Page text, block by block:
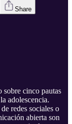
Share
sobre cinco pautas
adolescencia.
redes sociales o
abierta son